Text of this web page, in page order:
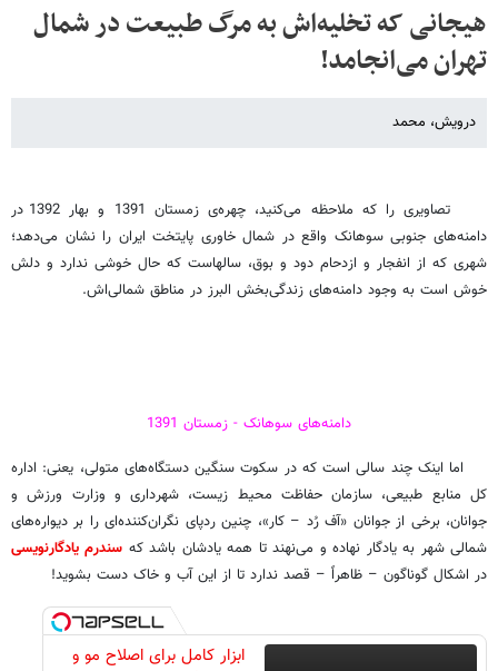
هیجانی که تخلیه‌اش به مرگ طبیعت در شمال
تهران می‌انجامد!
درویش، محمد
تصاویری را که ملاحظه می‌کنید، چهره‌ی زمستان 1391 و بهار 1392 در
دامنه‌های جنوبی سوهانک واقع در شمال خاوری پایتخت ایران را نشان می‌دهد؛
شهری که از انفجار و ازدحام دود و بوق، سالهاست که حال خوشی ندارد و دلش
خوش است به وجود دامنه‌های زندگی‌بخش البرز در مناطق شمالی‌اش.
دامنه‌های سوهانک - زمستان 1391
اما اینک چند سالی است که در سکوت سنگین دستگاه‌های متولی، یعنی: اداره
کل منابع طبیعی، سازمان حفاظت محیط زیست، شهرداری و وزارت ورزش و
جوانان، برخی از جوانان «آف رُد – کار»، چنین ردپای نگران‌کننده‌ای را بر دیواره‌های
شمالی شهر به یادگار نهاده‌ و می‌نهند تا همه یادشان باشد که سندرم یادگارنویسی
در اشکال گوناگون – ظاهراً – قصد ندارد تا از این آب و خاک دست بشوید!
ابزار کامل برای اصلاح مو و